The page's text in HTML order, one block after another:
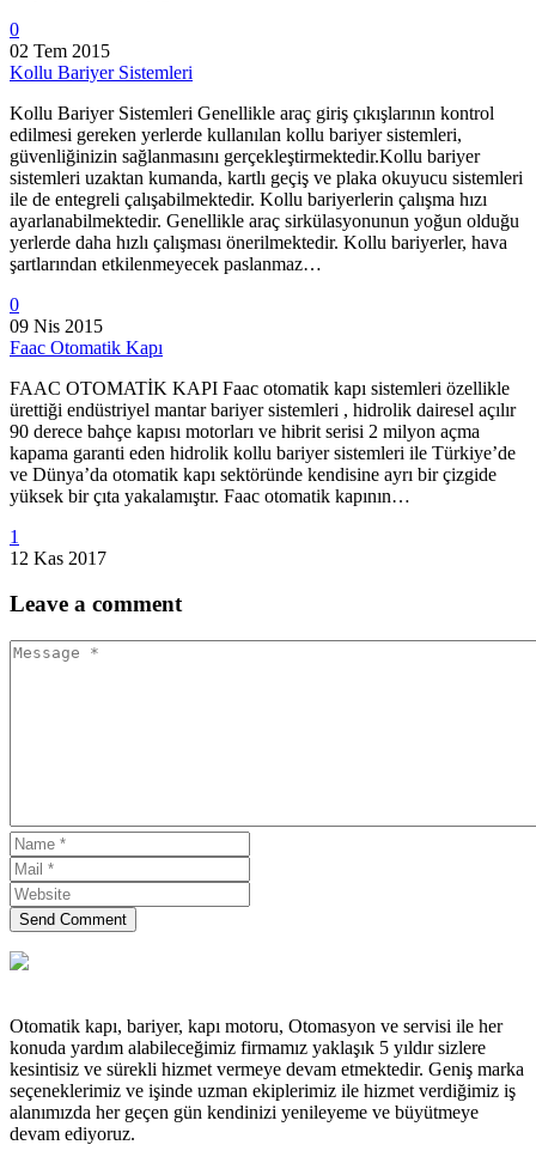
0
02 Tem 2015
Kollu Bariyer Sistemleri
Kollu Bariyer Sistemleri Genellikle araç giriş çıkışlarının kontrol
edilmesi gereken yerlerde kullanılan kollu bariyer sistemleri,
güvenliğinizin sağlanmasını gerçekleştirmektedir.Kollu bariyer
sistemleri uzaktan kumanda, kartlı geçiş ve plaka okuyucu sistemleri
ile de entegreli çalışabilmektedir. Kollu bariyerlerin çalışma hızı
ayarlanabilmektedir. Genellikle araç sirkülasyonunun yoğun olduğu
yerlerde daha hızlı çalışması önerilmektedir. Kollu bariyerler, hava
şartlarından etkilenmeyecek paslanmaz…
0
09 Nis 2015
Faac Otomatik Kapı
FAAC OTOMATİK KAPI Faac otomatik kapı sistemleri özellikle
ürettiği endüstriyel mantar bariyer sistemleri , hidrolik dairesel açılır
90 derece bahçe kapısı motorları ve hibrit serisi 2 milyon açma
kapama garanti eden hidrolik kollu bariyer sistemleri ile Türkiye’de
ve Dünya’da otomatik kapı sektöründe kendisine ayrı bir çizgide
yüksek bir çıta yakalamıştır. Faac otomatik kapının…
1
12 Kas 2017
Leave a comment
Send Comment
Otomatik kapı, bariyer, kapı motoru, Otomasyon ve servisi ile her
konuda yardım alabileceğimiz firmamız yaklaşık 5 yıldır sizlere
kesintisiz ve sürekli hizmet vermeye devam etmektedir. Geniş marka
seçeneklerimiz ve işinde uzman ekiplerimiz ile hizmet verdiğimiz iş
alanımızda her geçen gün kendinizi yenileyeme ve büyütmeye
devam ediyoruz.